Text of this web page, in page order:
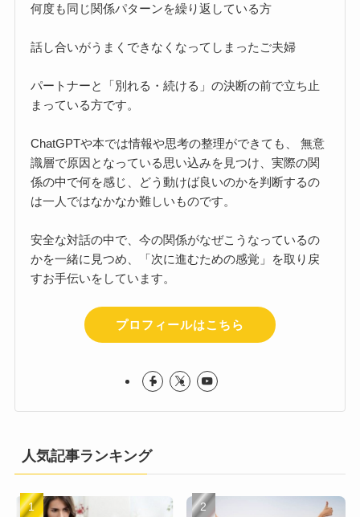
何度も同じ関係パターンを繰り返している方
話し合いがうまくできなくなってしまったご夫婦
パートナーと「別れる・続ける」の決断の前で立ち止
まっている方です。
ChatGPTや本では情報や思考の整理ができても、 無意
識層で原因となっている思い込みを見つけ、実際の関
係の中で何を感じ、どう動けば良いのかを判断するの
は一人ではなかなか難しいものです。
安全な対話の中で、今の関係がなぜこうなっているの
かを一緒に見つめ、「次に進むための感覚」を取り戻
すお手伝いをしています。
プロフィールはこちら
人気記事ランキング